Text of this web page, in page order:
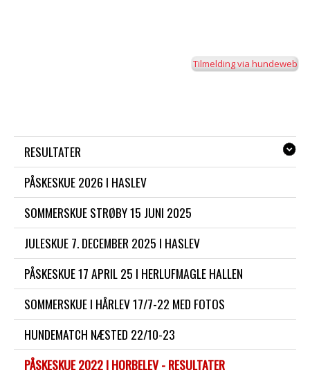
Tilmelding via hundeweb
RESULTATER
PÅSKESKUE 2026 I HASLEV
SOMMERSKUE STRØBY 15 JUNI 2025
JULESKUE 7. DECEMBER 2025 I HASLEV
PÅSKESKUE 17 APRIL 25 I HERLUFMAGLE HALLEN
SOMMERSKUE I HÅRLEV 17/7-22 MED FOTOS
HUNDEMATCH NÆSTED 22/10-23
PÅSKESKUE 2022 I HORBELEV - RESULTATER